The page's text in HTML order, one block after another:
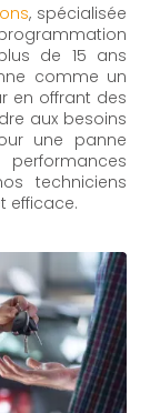
, spécialisée
de 15 ans
comme un
en offrant des
aux besoins
une panne
techniciens
efficace.